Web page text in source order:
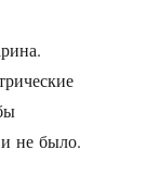
не было.